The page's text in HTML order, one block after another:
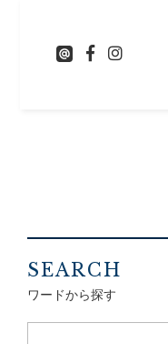
SEARCH
ワードから探す